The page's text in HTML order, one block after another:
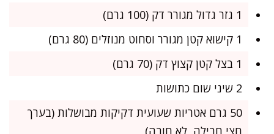
1 גזר גדול מגורר דק (100 גרם)
1 קישוא קטן מגורר וסחוט מנוזלים (80 גרם)
1 בצל קטן קצוץ דק (70 גרם)
2 שיני שום כתושות
50 גרם אטריות שעועית דקיקות מבושלות (בערך
חצי חבילה, לא חובה)